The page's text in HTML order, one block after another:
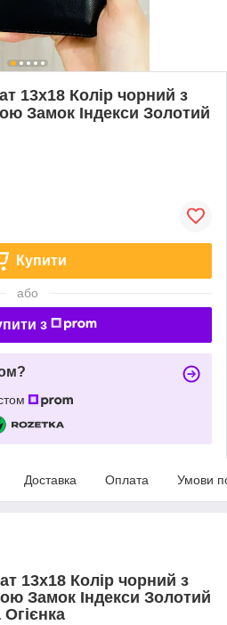
13х18 Колір чорний з
Замок Індекси Золотий
Купити
або
з
Доставка Оплата Умови
13х18 Колір чорний з
Замок Індекси Золотий